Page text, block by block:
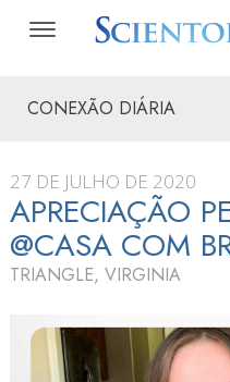
CONEXÃO DIÁRIA
27 DE JULHO DE 2020
APRECIAÇÃO
@CASA COM
TRIANGLE, VIRGINIA